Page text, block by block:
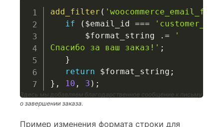
add_filter (
if
( $email_id ===
$format_string
.=
'
Спасибо за ваш заказ!' ;
}
return
$format_string ;
} , 10 , 3 ) ;
Здесь мы добавляем благодарственное сообщение к письму
о завершении заказа.
Пример изменения формата строки для